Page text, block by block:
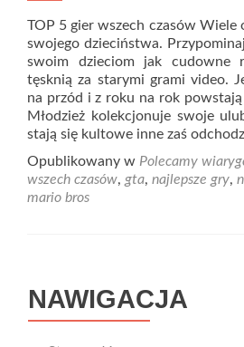
TOP 5 gier wszech czasów Wiele
swojego dzieciństwa.
swoim dzieciom jak cudowne
tęsknią za starymi grami video.
na przód i z roku na rok
Młodzież kolekcjonuje swoje
stają się kultowe inne zaś
Opublikowany w Polecamy
wszech czasów, gta, najlepsze gry,
mario bros
NAWIGACJA